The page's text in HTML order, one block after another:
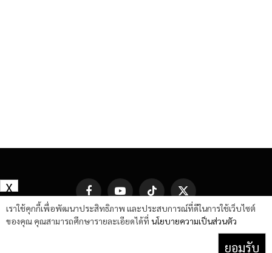
FacebookYouTube TikTok
X
(Twitter)
เราใช้คุกกี้เพื่อพัฒนาประสิทธิภาพ และประสบการณ์ที่ดีในการใช้เว็บไซต์
ของคุณ คุณสามารถศึกษารายละเอียดได้ที่ นโยบายความเป็นส่วนตัว
ยอมรับ
X